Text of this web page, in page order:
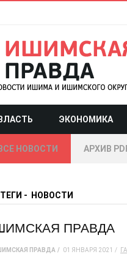
ВЛАСТЬ ЭКОНОМИКА
ВСЕ НОВОСТИ АРХИВ
ТЕГИ - НОВОСТИ
ПРАВДА
ПРАВДА 01 ЯНВАРЯ 2021